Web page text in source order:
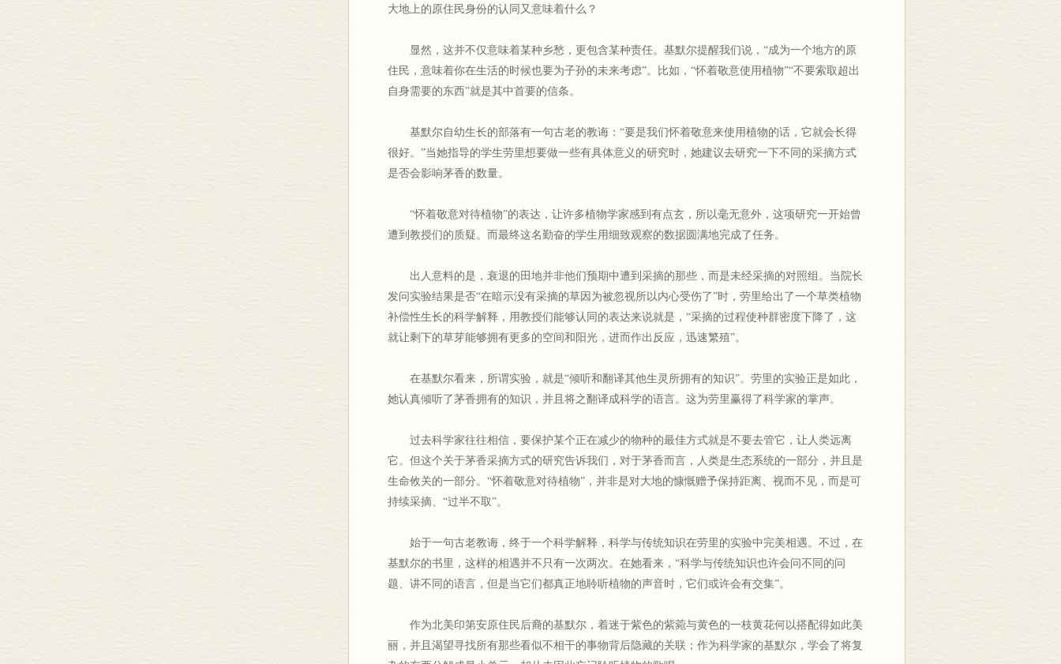
大地上的原住民身份的认同又意味着什么？
显然，这并不仅意味着某种乡愁，更包含某种责任。基默尔提醒我们说，“成为一个地方的原
住民，意味着你在生活的时候也要为子孙的未来考虑”。比如，“怀着敬意使用植物”“不要索取超出
自身需要的东西”就是其中首要的信条。
基默尔自幼生长的部落有一句古老的教诲：“要是我们怀着敬意来使用植物的话，它就会长得
很好。”当她指导的学生劳里想要做一些有具体意义的研究时，她建议去研究一下不同的采摘方式
是否会影响茅香的数量。
“怀着敬意对待植物”的表达，让许多植物学家感到有点玄，所以毫无意外，这项研究一开始曾
遭到教授们的质疑。而最终这名勤奋的学生用细致观察的数据圆满地完成了任务。
出人意料的是，衰退的田地并非他们预期中遭到采摘的那些，而是未经采摘的对照组。当院长
发问实验结果是否“在暗示没有采摘的草因为被忽视所以内心受伤了”时，劳里给出了一个草类植物
补偿性生长的科学解释，用教授们能够认同的表达来说就是，“采摘的过程使种群密度下降了，这
就让剩下的草芽能够拥有更多的空间和阳光，进而作出反应，迅速繁殖”。
在基默尔看来，所谓实验，就是“倾听和翻译其他生灵所拥有的知识”。劳里的实验正是如此，
她认真倾听了茅香拥有的知识，并且将之翻译成科学的语言。这为劳里赢得了科学家的掌声。
过去科学家往往相信，要保护某个正在减少的物种的最佳方式就是不要去管它，让人类远离
它。但这个关于茅香采摘方式的研究告诉我们，对于茅香而言，人类是生态系统的一部分，并且是
生命攸关的一部分。“怀着敬意对待植物”，并非是对大地的慷慨赠予保持距离、视而不见，而是可
持续采摘、“过半不取”。
始于一句古老教诲，终于一个科学解释，科学与传统知识在劳里的实验中完美相遇。不过，在
基默尔的书里，这样的相遇并不只有一次两次。在她看来，“科学与传统知识也许会问不同的问
题、讲不同的语言，但是当它们都真正地聆听植物的声音时，它们或许会有交集”。
作为北美印第安原住民后裔的基默尔，着迷于紫色的紫菀与黄色的一枝黄花何以搭配得如此美
丽，并且渴望寻找所有那些看似不相干的事物背后隐藏的关联；作为科学家的基默尔，学会了将复